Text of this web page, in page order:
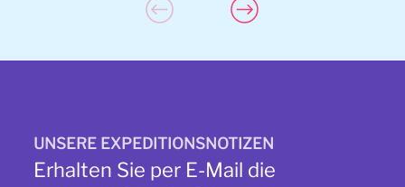
UNSERE EXPEDITIONSNOTIZEN
Erhalten Sie per E-Mail die